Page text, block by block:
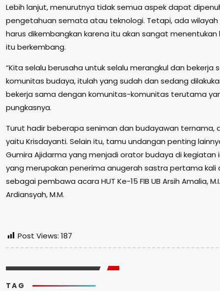
Lebih lanjut, menurutnya tidak semua aspek dapat
pengetahuan semata atau teknologi. Tetapi, ada
harus dikembangkan karena itu akan sangat
itu berkembang.
“Kita selalu berusaha untuk selalu merangkul dan
komunitas budaya, itulah yang sudah dan sedang
bekerja sama dengan komunitas-komunitas terutama
pungkasnya.
Turut hadir beberapa seniman dan budayawan ternama,
yaitu Krisdayanti. Selain itu, tamu undangan penting
Gumira Ajidarma yang menjadi orator budaya di kegiatan
yang merupakan penerima anugerah sastra pertama kali
sebagai pembawa acara HUT Ke-15 FIB UB Arsih Amalia,
Ardiansyah, M.M.
Post Views: 187
TAG